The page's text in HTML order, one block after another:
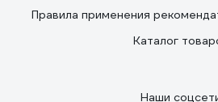
Правила применения
Каталог
Наши